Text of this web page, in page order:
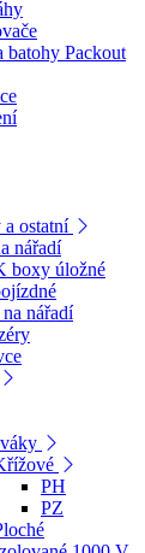
batohy Packout
ostatní
nářadí
boxy úložné
nářadí
PH
PZ